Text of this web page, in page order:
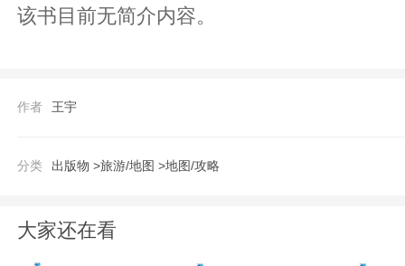
该书目前无简介内容。
作者 王宇
分类 出版物 >旅游/地图 >地图/攻略
大家还在看